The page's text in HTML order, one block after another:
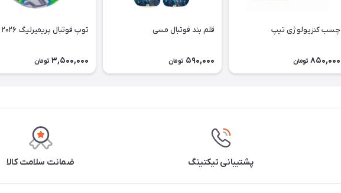
چسب کنزیولوژی تیپ
850,000 تومان
قلم بند فوتبال مسی
590,000 تومان
توپ فوتبال پریمیرلیگ ۲۰۲۶
3,500,000 تومان
پشتیبانی تیکتینگ ضمانت سلامت کالا